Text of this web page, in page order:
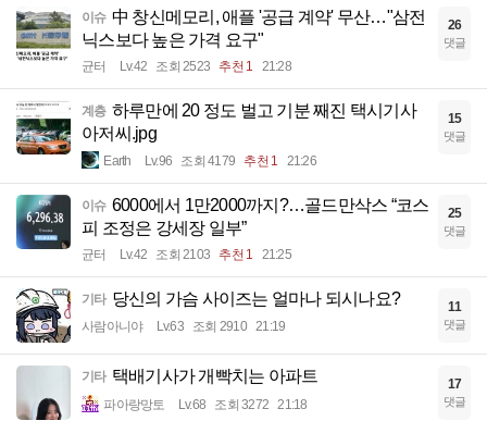
이슈 中 창신메모리, 애플 '공급 계약' 무산…"삼전
닉스보다 높은 가격 요구"
균터 Lv.42 조회 2523 추천 1 21:28
26
댓글
계층 하루만에 20 정도 벌고 기분 째진 택시기사
아저씨.jpg
Earth Lv.96 조회 4179 추천 1 21:26
15
댓글
이슈 6000에서 1만2000까지?…골드만삭스 “코스
피 조정은 강세장 일부”
균터 Lv.42 조회 2103 추천 1 21:25
25
댓글
기타 당신의 가슴 사이즈는 얼마나 되시나요?
사람아니야 Lv.63 조회 2910 21:19
11
댓글
기타 택배기사가 개빡치는 아파트
파아랑망토 Lv.68 조회 3272 21:18
17
댓글